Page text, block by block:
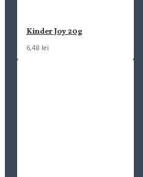
Kinder Joy 20g
6,48 lei